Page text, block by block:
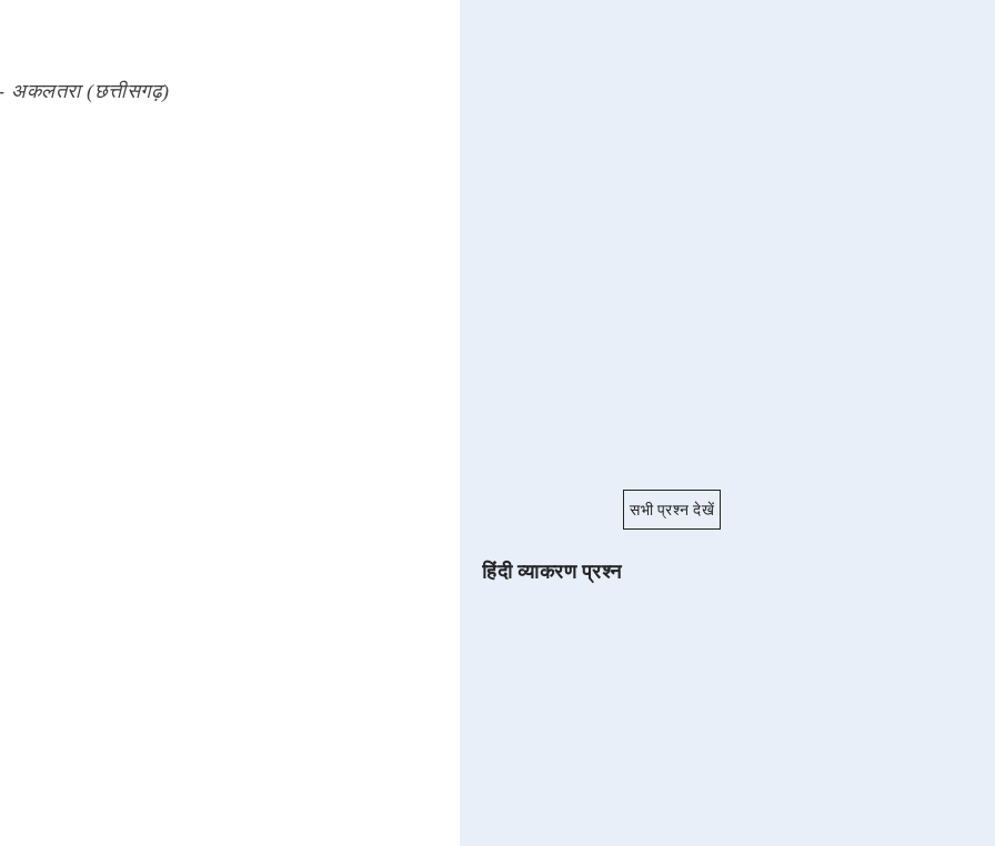
(छत्तीसगढ़)
सभी प्रश्न देखें
हिंदी व्याकरण प्रश्न